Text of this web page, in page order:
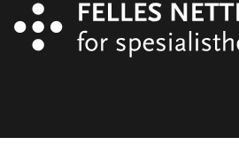
Organisasjon